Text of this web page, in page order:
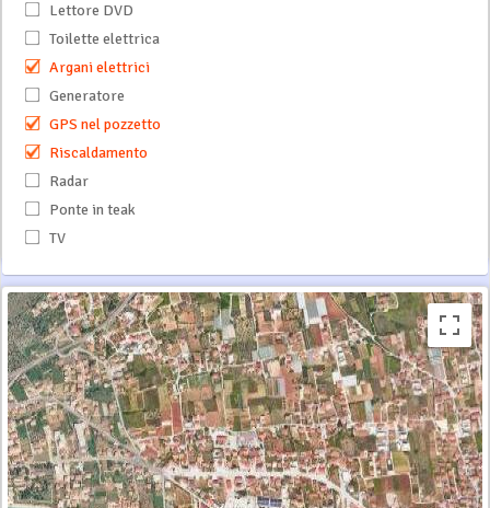
Lettore DVD
Toilette elettrica
Argani elettrici
Generatore
GPS nel pozzetto
Riscaldamento
Radar
Ponte in teak
TV